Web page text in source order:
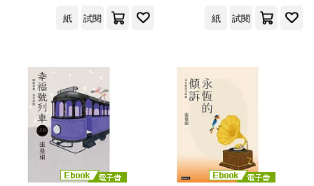
張維中(16)
奧‧亨利（O. Henry，1862-1910）
奧斯卡．王爾德（Oscar Wilde，18
展開
出版社 (可複選)
皇冠(81)
親子天下(51) 天下文化(13)
紙
試閱 紙 試閱